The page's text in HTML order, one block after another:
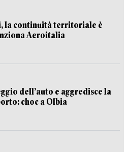
la continuità territoriale è
Aeroitalia
dell’auto e aggredisce la
choc a Olbia